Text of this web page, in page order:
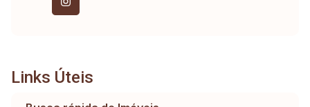
Links Úteis